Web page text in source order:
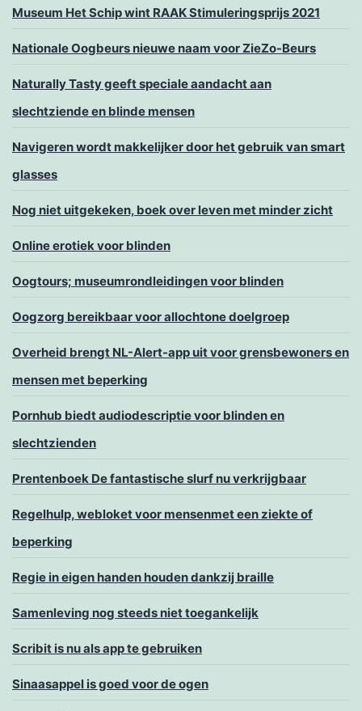
Museum Het Schip wint RAAK Stimuleringsprijs 2021
Nationale Oogbeurs nieuwe naam voor ZieZo-Beurs
Naturally Tasty geeft speciale aandacht aan
slechtziende en blinde mensen
Navigeren wordt makkelijker door het gebruik van smart
glasses
Nog niet uitgekeken, boek over leven met minder zicht
Online erotiek voor blinden
Oogtours; museumrondleidingen voor blinden
Oogzorg bereikbaar voor allochtone doelgroep
Overheid brengt NL-Alert-app uit voor grensbewoners en
mensen met beperking
Pornhub biedt audiodescriptie voor blinden en
slechtzienden
Prentenboek De fantastische slurf nu verkrijgbaar
Regelhulp, webloket voor mensenmet een ziekte of
beperking
Regie in eigen handen houden dankzij braille
Samenleving nog steeds niet toegankelijk
Scribit is nu als app te gebruiken
Sinaasappel is goed voor de ogen